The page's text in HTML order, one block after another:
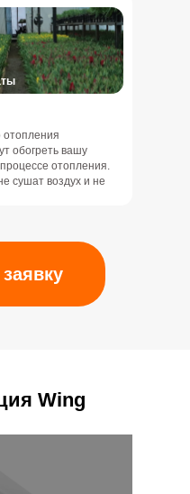
отопления
обогреть вашу
отопления.
сушат воздух и не
Wing